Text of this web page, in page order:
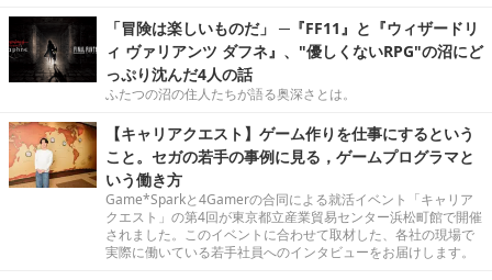
「冒険は楽しいものだ」 ─『FF11』と『ウィザードリ
ィ ヴァリアンツ ダフネ』、"優しくないRPG"の沼にど
っぷり沈んだ4人の話
ふたつの沼の住人たちが語る奥深さとは。
【キャリアクエスト】ゲーム作りを仕事にするという
こと。セガの若手の事例に見る，ゲームプログラマと
いう働き方
Game*Sparkと4Gamerの合同による就活イベント「キャリア
クエスト」の第4回が東京都立産業貿易センター浜松町館で開催
されました。このイベントに合わせて取材した、各社の現場で
実際に働いている若手社員へのインタビューをお届けします。